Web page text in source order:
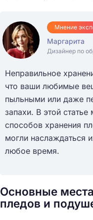
Мнение
Маргарита
Дизайнер по
Неправильное
что ваши любимые
пыльными или даже
запахи. В этой
способов хранения
могли наслаждаться
любое время.
Основные
пледов и